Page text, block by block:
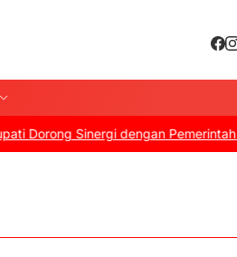
Sinergi dengan Pemerintah Daerah|